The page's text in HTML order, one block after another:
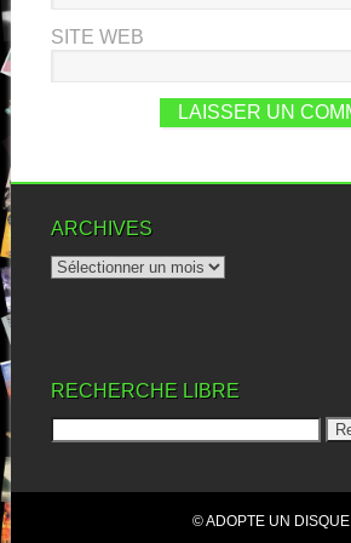
SITE WEB
ARCHIVES
RECHERCHE LIBRE
© ADOPTE UN DISQUE